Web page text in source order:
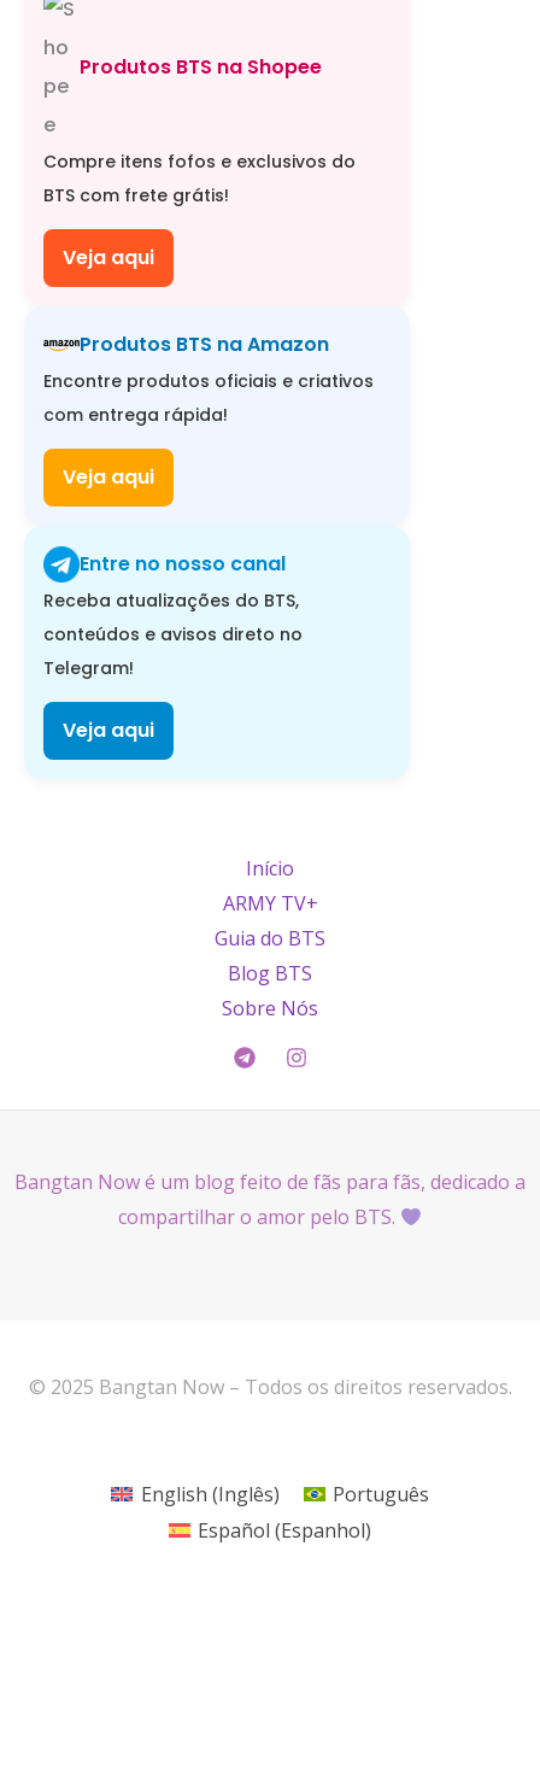
Produtos BTS na Shopee
Compre itens fofos e exclusivos do
BTS com frete grátis!
Veja aqui
Produtos BTS na Amazon
Encontre produtos oficiais e criativos
com entrega rápida!
Veja aqui
Entre no nosso canal
Receba atualizações do BTS,
conteúdos e avisos direto no
Telegram!
Veja aqui
Início
ARMY TV+
Guia do BTS
Blog BTS
Sobre Nós
Bangtan Now é um blog feito de fãs para fãs, dedicado a
compartilhar o amor pelo BTS.
© 2025 Bangtan Now – Todos os direitos reservados.
English (Inglês)
Português
Español (Espanhol)